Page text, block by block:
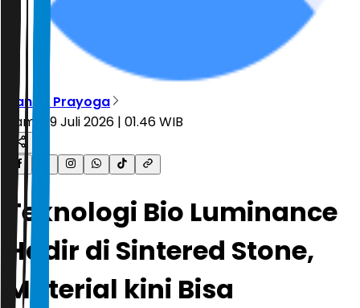
Nanda Prayoga
Kamis, 9 Juli 2026 | 01.46 WIB
Teknologi Bio Luminance
Hadir di Sintered Stone,
Material kini Bisa